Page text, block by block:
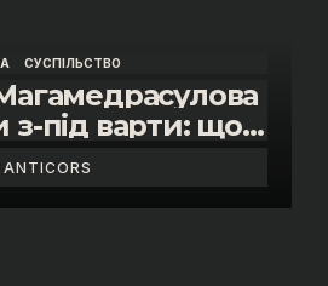
СУСПІЛЬСТВО
з-під варти: що
у залі суду»
ANTICORS